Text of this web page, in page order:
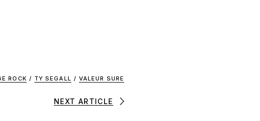
ROCK / TY SEGALL / VALEUR SURE
NEXT ARTICLE